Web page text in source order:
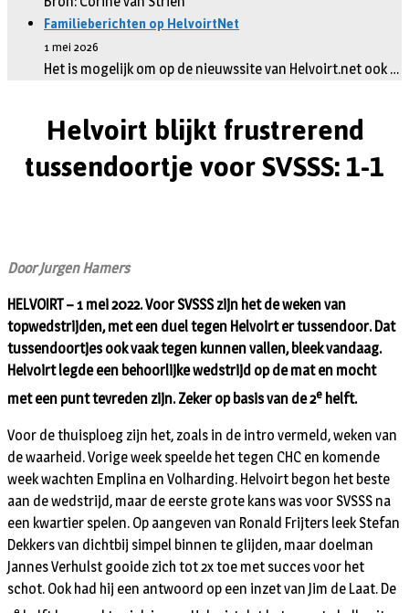
Familieberichten op HelvoirtNet
1 mei 2026
Het is mogelijk om op de nieuwssite van Helvoirt.net ook …
Helvoirt blijkt frustrerend
tussendoortje voor SVSSS: 1-1
Door Jurgen Hamers
HELVOIRT – 1 mei 2022. Voor SVSSS zijn het de weken van
topwedstrijden, met een duel tegen Helvoirt er tussendoor. Dat
tussendoortjes ook vaak tegen kunnen vallen, bleek vandaag.
Helvoirt legde een behoorlijke wedstrijd op de mat en mocht
met een punt tevreden zijn. Zeker op basis van de 2e helft.
Voor de thuisploeg zijn het, zoals in de intro vermeld, weken van
de waarheid. Vorige week speelde het tegen CHC en komende
week wachten Emplina en Volharding. Helvoirt begon het beste
aan de wedstrijd, maar de eerste grote kans was voor SVSSS na
een kwartier spelen. Op aangeven van Ronald Frijters leek Stefan
Dekkers van dichtbij simpel binnen te glijden, maar doelman
Jannes Verhulst gooide zich tot 2x toe met succes voor het
schot. Ook had hij een antwoord op een inzet van Jim de Laat. De